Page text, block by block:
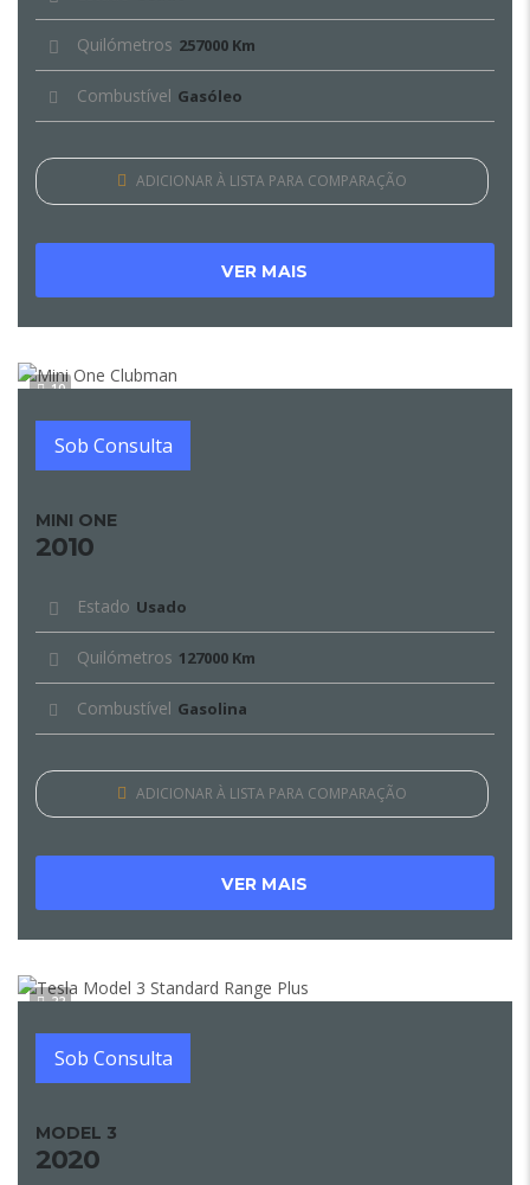
Quilómetros 257000 Km
Combustível Gasóleo
ADICIONAR À LISTA PARA COMPARAÇÃO
VER MAIS
10
Sob Consulta
MINI ONE
2010
Estado Usado
Quilómetros 127000 Km
Combustível Gasolina
ADICIONAR À LISTA PARA COMPARAÇÃO
VER MAIS
22
Sob Consulta
MODEL 3
2020